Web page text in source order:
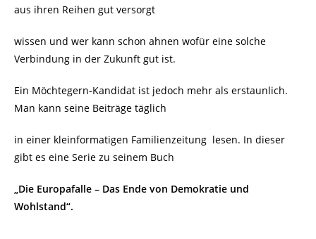
aus ihren Reihen gut versorgt
wissen und wer kann schon ahnen wofür eine solche
Verbindung in der Zukunft gut ist.
Ein Möchtegern-Kandidat ist jedoch mehr als erstaunlich.
Man kann seine Beiträge täglich
in einer kleinformatigen Familienzeitung lesen. In dieser
gibt es eine Serie zu seinem Buch
„Die Europafalle – Das Ende von Demokratie und
Wohlstand“.